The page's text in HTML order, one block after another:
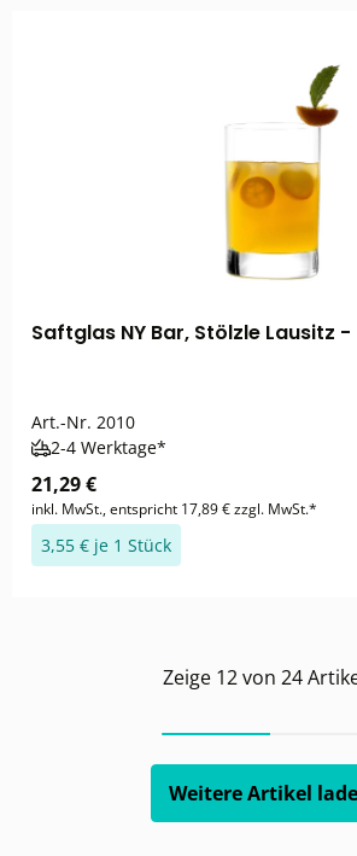
Saftglas NY Bar, Stölzle Lausitz
Art.-Nr. 2010
2-4 Werktage*
21,29 €
inkl. MwSt., entspricht 17,89 € zzgl. MwSt.*
3,55 € je 1 Stück
Zeige 12von 24
Weitere Artikel